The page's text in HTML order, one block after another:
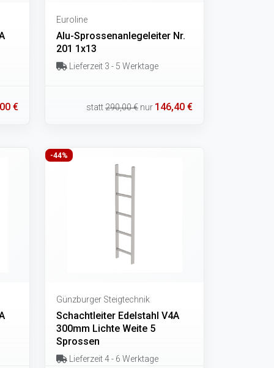
€
Euroline
Alu-Sprossenanlegeleiter Nr.
201 1x13
Lieferzeit 3 - 5 Werktage
statt290,00 € nur 146,40 €
-44%
Günzburger Steigtechnik
Schachtleiter Edelstahl V4A
300mm Lichte Weite 5
Sprossen
Lieferzeit 4 - 6 Werktage